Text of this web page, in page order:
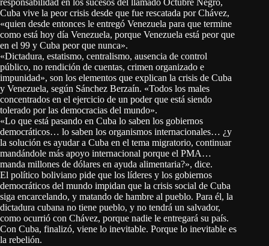
responsabilidad en los sucesos del llamado Octubre Negro,
Cuba vive la peor crisis desde que fue rescatada por Chávez,
«quien desde entonces le entregó Venezuela para que termine
como está hoy día Venezuela, porque Venezuela está peor que
en el 99 y Cuba peor que nunca».
«Dictadura, estatismo, centralismo, ausencia de control
público, no rendición de cuentas, crimen organizado e
impunidad», son los elementos que explican la crisis de Cuba
y Venezuela, según Sánchez Berzaín. «Todos los males
concentrados en el ejercicio de un poder que está siendo
tolerado por las democracias del mundo».
«Lo que está pasando en Cuba lo saben los gobiernos
democráticos… lo saben los organismos internacionales… ¿y
la solución es ayudar a Cuba en el tema migratorio, continuar
mandándole más apoyo internacional porque el PMA…
manda millones de dólares en ayuda alimentaria?», dice.
El político boliviano pide que los líderes y los gobiernos
democráticos del mundo impidan que la crisis social de Cuba
siga encarcelando, y matando de hambre al pueblo. Para él, la
dictadura cubana no tiene pueblo, y no tendrá un salvador,
como ocurrió con Chávez, porque nadie le entregará su país.
Con Cuba, finalizó, viene lo inevitable. Porque lo inevitable es
la rebelión.